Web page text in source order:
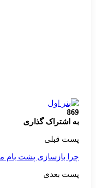
869
به اشتراک گذاری
پست قبلی
چرا بازسازی پشت بام
پست بعدی